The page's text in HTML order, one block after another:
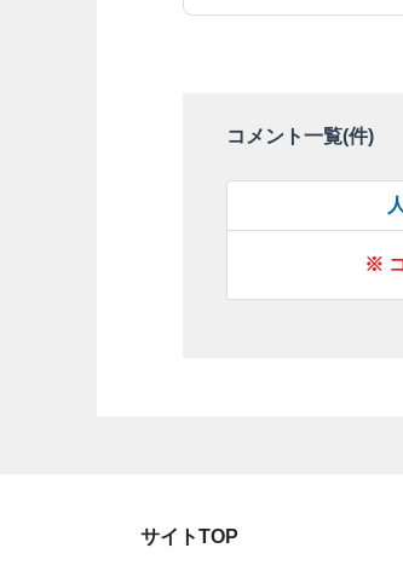
コメント一覧(件)
※
サイトTOP